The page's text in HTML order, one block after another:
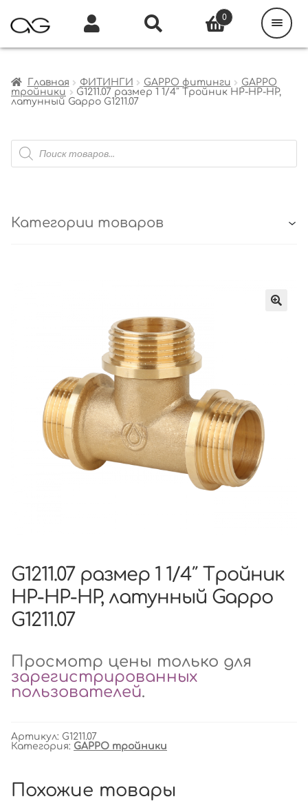
Главная ФИТИНГИ GAPPO фитинги
GAPPO
тройники
G1211.07 размер 1 1/4″ Тройник НР-НР-НР,
латунный Gappo G1211.07
Поиск
товаров
Категории товаров
G1211.07 размер 1 1/4″ Тройник
НР-НР-НР, латунный Gappo
G1211.07
Просмотр цены только для
зарегистрированных
пользователей.
Артикул: G1211.07
Категория: GAPPO тройники
Похожие товары
0